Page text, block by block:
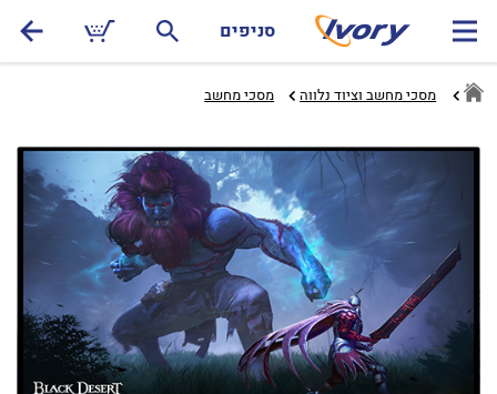
סניפים
מסכי מחשב וציוד נלווה מסכי מחשב‏